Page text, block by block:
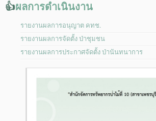
👍ผลการดำเนินงาน
รายงานผลการอนุญาต คทช.
รายงานผลการจัดตั้ง ป่าชุมชน
รายงานผลการประกาศจัดตั้ง ป่านันทนาการ